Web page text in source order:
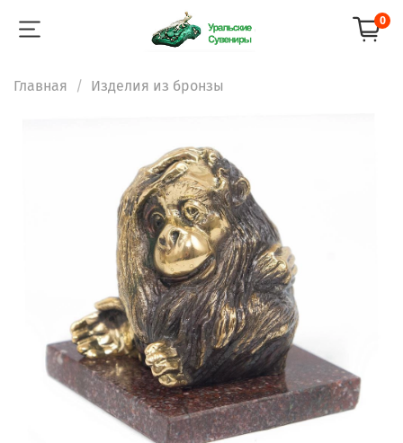
0
Главная Изделия из бронзы